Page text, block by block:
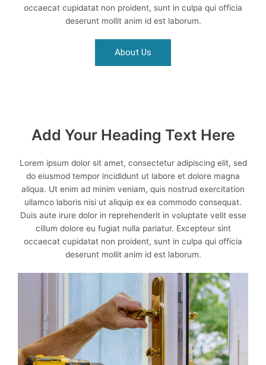
occaecat cupidatat non proident, sunt in culpa qui officia
deserunt mollit anim id est laborum.
About Us
Add Your Heading Text Here
Lorem ipsum dolor sit amet, consectetur adipiscing elit, sed
do eiusmod tempor incididunt ut labore et dolore magna
aliqua. Ut enim ad minim veniam, quis nostrud exercitation
ullamco laboris nisi ut aliquip ex ea commodo consequat.
Duis aute irure dolor in reprehenderit in voluptate velit esse
cillum dolore eu fugiat nulla pariatur. Excepteur sint
occaecat cupidatat non proident, sunt in culpa qui officia
deserunt mollit anim id est laborum.